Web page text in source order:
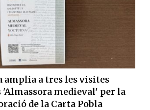
amplia a tres les visites
medieval' per la
de la Carta Pobla